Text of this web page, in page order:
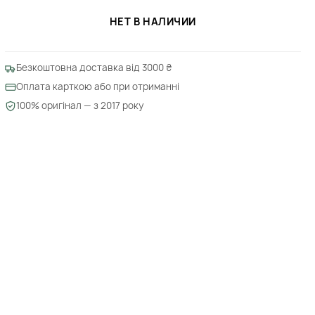
НЕТ В НАЛИЧИИ
Безкоштовна доставка від 3000 ₴
Оплата карткою або при отриманні
100% оригінал — з 2017 року